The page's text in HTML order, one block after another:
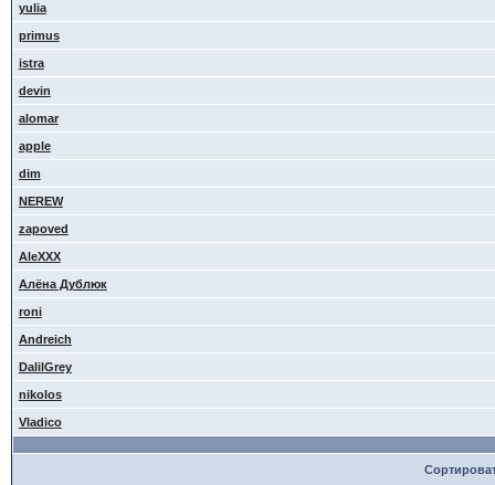
yulia
primus
istra
devin
alomar
apple
dim
NEREW
zapoved
AleXXX
Алёна Дублюк
roni
Andreich
DalilGrey
nikolos
Vladico